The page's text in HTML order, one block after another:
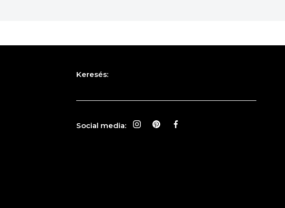
Keresés:
Social media: